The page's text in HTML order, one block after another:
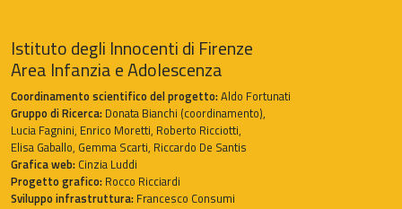
Istituto degli Innocenti di Firenze
Area Infanzia e Adolescenza
Coordinamento scientifico del progetto:Aldo Fortunati
Gruppo di Ricerca: Donata Bianchi (coordinamento),
Lucia Fagnini, Enrico Moretti, Roberto Ricciotti,
Elisa Gaballo, Gemma Scarti, Riccardo De Santis
Grafica web: Cinzia Luddi
Progetto grafico: Rocco Ricciardi
Sviluppo infrastruttura: Francesco Consumi